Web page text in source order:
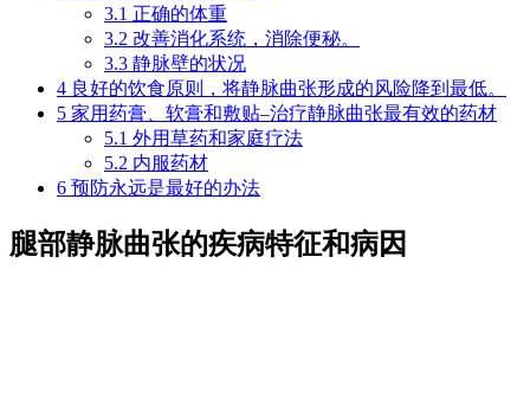
3.1 正确的体重
3.2 改善消化系统，消除便秘。
3.3 静脉壁的状况
4 良好的饮食原则，将静脉曲张形成的风险降到最低。
5 家用药膏、软膏和敷贴–治疗静脉曲张最有效的药材
5.1 外用草药和家庭疗法
5.2 内服药材
6 预防永远是最好的办法
腿部静脉曲张的疾病特征和病因